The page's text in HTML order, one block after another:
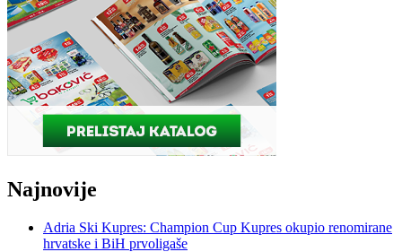
Najnovije
Adria Ski Kupres: Champion Cup Kupres okupio renomirane
hrvatske i BiH prvoligaše